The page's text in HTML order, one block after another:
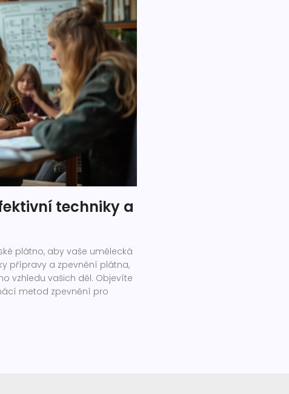
techniky a
plátno, aby vaše umělecká
přípravy a zpevnění plátna,
vzhledu vašich děl. Objevíte
metod zpevnění pro